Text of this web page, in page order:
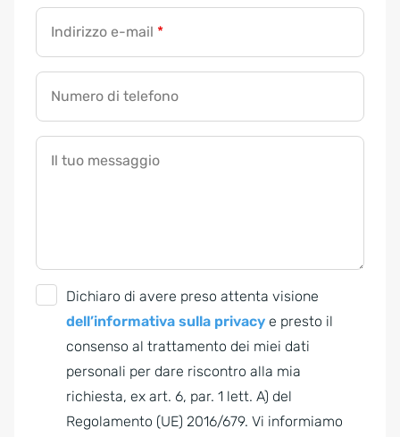
Indirizzo e-mail *
Numero di telefono
Il tuo messaggio
Dichiaro di avere preso attenta visione
dell’informativa sulla privacy e presto il
consenso al trattamento dei miei dati
personali per dare riscontro alla mia
richiesta, ex art. 6, par. 1 lett. A) del
Regolamento (UE) 2016/679. Vi informiamo